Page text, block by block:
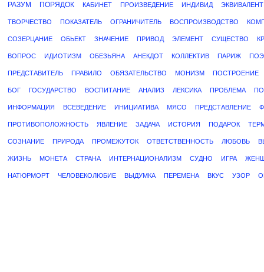
РАЗУМ ПОРЯДОК КАБИНЕТ ПРОИЗВЕДЕНИЕ ИНДИВИД ЭКВИВАЛЕНТ
ТВОРЧЕСТВО ПОКАЗАТЕЛЬ ОГРАНИЧИТЕЛЬ ВОСПРОИЗВОДСТВО
СОЗЕРЦАНИЕ ОБЬЕКТ ЗНАЧЕНИЕ ПРИВОД ЭЛЕМЕНТ СУЩЕСТВО
ВОПРОС ИДИОТИЗМ ОБЕЗЬЯНА АНЕКДОТ КОЛЛЕКТИВ ПАРИЖ
ПРЕДСТАВИТЕЛЬ ПРАВИЛО ОБЯЗАТЕЛЬСТВО МОНИЗМ ПОСТРОЕНИЕ
БОГ ГОСУДАРСТВО ВОСПИТАНИЕ АНАЛИЗ ЛЕКСИКА ПРОБЛЕМА
ИНФОРМАЦИЯ ВСЕВЕДЕНИЕ ИНИЦИАТИВА МЯСО ПРЕДСТАВЛЕНИЕ
ПРОТИВОПОЛОЖНОСТЬ ЯВЛЕНИЕ ЗАДАЧА ИСТОРИЯ ПОДАРОК
СОЗНАНИЕ ПРИРОДА ПРОМЕЖУТОК ОТВЕТСТВЕННОСТЬ ЛЮБОВЬ
ЖИЗНЬ МОНЕТА СТРАНА ИНТЕРНАЦИОНАЛИЗМ СУДНО ИГРА
НАТЮРМОРТ ЧЕЛОВЕКОЛЮБИЕ ВЫДУМКА ПЕРЕМЕНА ВКУС УЗОР